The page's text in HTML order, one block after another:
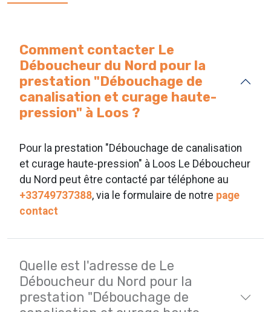
Comment contacter Le
Déboucheur du Nord pour la
prestation "Débouchage de
canalisation et curage haute-
pression" à Loos ?
Pour la prestation "Débouchage de canalisation
et curage haute-pression" à Loos Le Déboucheur
du Nord peut être contacté par téléphone au
+33749737388, via le formulaire de notre page
contact
Quelle est l'adresse de Le
Déboucheur du Nord pour la
prestation "Débouchage de